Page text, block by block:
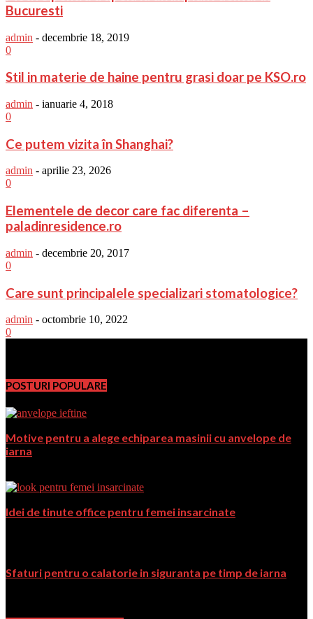
Bucuresti
admin - decembrie 18, 2019
0
Stil in materie de haine pentru grasi doar pe KSO.ro
admin - ianuarie 4, 2018
0
Ce putem vizita în Shanghai?
admin - aprilie 23, 2026
0
Elementele de decor care fac diferenta –
paladinresidence.ro
admin - decembrie 20, 2017
0
Care sunt principalele specializari stomatologice?
admin - octombrie 10, 2022
0
POSTURI POPULARE
Motive pentru a alege echiparea masinii cu anvelope de
iarna
Idei de tinute office pentru femei insarcinate
Sfaturi pentru o calatorie in siguranta pe timp de iarna